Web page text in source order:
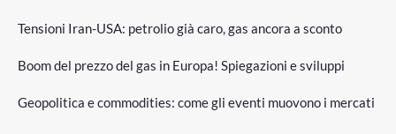
Tensioni Iran-USA: petrolio già caro, gas ancora a sconto
Boom del prezzo del gas in Europa! Spiegazioni e sviluppi
Geopolitica e commodities: come gli eventi muovono i mercati